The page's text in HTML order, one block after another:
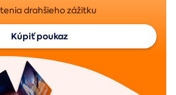
drahšieho zážitku
Kúpiť poukaz